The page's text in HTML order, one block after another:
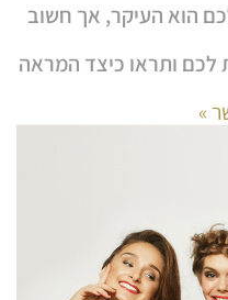
הוא העיקר, אך חשוב
לכם ותראו כיצד המראה
»